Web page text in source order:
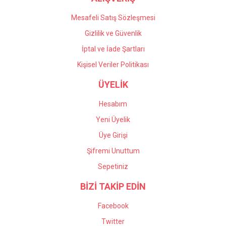
Mesafeli Satış Sözleşmesi
Gizlilik ve Güvenlik
İptal ve İade Şartları
Kişisel Veriler Politikası
ÜYELİK
Hesabım
Yeni Üyelik
Üye Girişi
Şifremi Unuttum
Sepetiniz
BİZİ TAKİP EDİN
Facebook
Twitter